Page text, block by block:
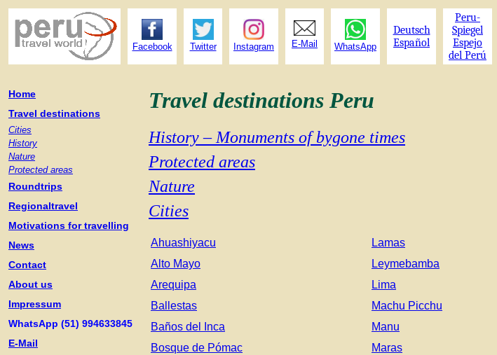
Travel destinations Peru
History – Monuments of bygone times
Protected areas
Nature
Cities
Ahuashiyacu
Alto Mayo
Arequipa
Ballestas
Baños del Inca
Bosque de Pómac
Lamas
Leymebamba
Lima
Machu Picchu
Manu
Maras
Facebook Twitter Instagram E-Mail WhatsApp
Deutsch
Español
Peru-
Spiegel
Espejo
del Perú
Home
Travel destinations
Cities
History
Nature
Protected areas
Roundtrips
Regionaltravel
Motivations for travelling
News
Contact
About us
Impressum
WhatsApp (51) 994633845
E-Mail